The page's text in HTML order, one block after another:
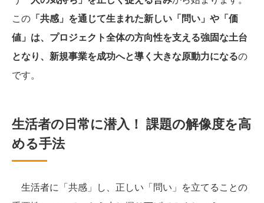
この 「共感」を通じて生まれた新しい「問い」や「価
値」は、プロジェクト全体の方向性を支える強固な土台
となり、新規事業を成功へと導く大きな原動力になるの
です。
生活者の日常に潜入！ 課題の解像度を高
める手法
生活者に「共感」し、正しい「問い」を立てることの